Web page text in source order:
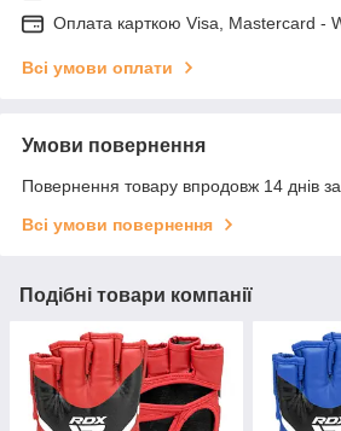
Оплата карткою Visa, Mastercard -
Всі умови оплати
Умови повернення
Повернення товару впродовж 14 днів
Всі умови повернення
Подібні товари компанії